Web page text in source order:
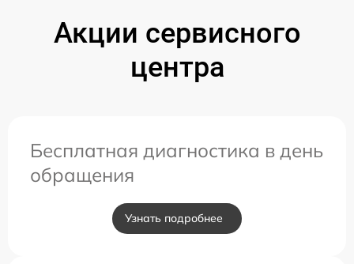
Акции сервисного
центра
Бесплатная диагностика в день
обращения
Узнать подробнее